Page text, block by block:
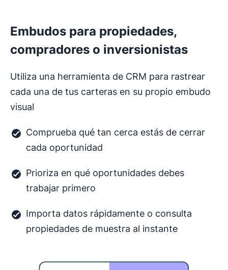
Embudos para propiedades,
compradores o inversionistas
Utiliza una herramienta de CRM para rastrear
cada una de tus carteras en su propio embudo
visual
Comprueba qué tan cerca estás de cerrar
cada oportunidad
Prioriza en qué oportunidades debes
trabajar primero
Importa datos rápidamente o consulta
propiedades de muestra al instante